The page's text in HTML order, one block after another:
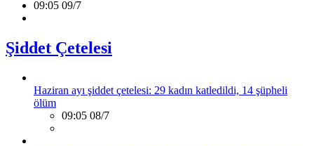
09:05 09/7
Şiddet Çetelesi
Haziran ayı şiddet çetelesi: 29 kadın katledildi, 14 şüpheli
ölüm
09:05 08/7